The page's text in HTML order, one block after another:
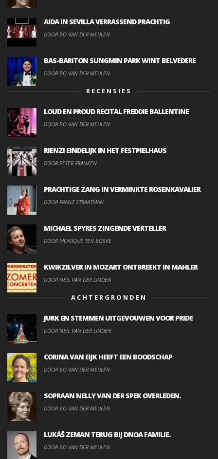
AIDA IN SEVILLA VERRASSEND PRACHTIG
DOOR BO VAN DER MEULEN
BAS-BARITON SUNGMIN PARK WINT BELVEDERE
DOOR BO VAN DER MEULEN
RECENSIES
LOUD EN PROUD RECITAL FREDDIE BALLENTINE
DOOR BO VAN DER MEULEN
RIENZI EINDELIJK IN HET FESTPIELHAUS
DOOR PETER FRANKEN
PRACHTIGE ZANG IN VERMINKTE ROSENKAVALIER
DOOR FRANZ STRAATMAN
MICHAEL SPYRES ZINGENDE VERTELLER
DOOR MONIQUE TEN BOSKE
KWIKZILVER IN MOZART ONTBREEKT IN MAHLER
DOOR NEIL VAN DER LINDEN
ACHTERGRONDEN
JURK EN STEMMEN UITGEVOUWEN VOOR PRIDE
DOOR NEIL VAN DER LINDEN
CORINA VAN EIJK HEEFT EEN BOODSCHAP
DOOR BO VAN DER MEULEN
SOPRAAN NELLY VAN DER SPEK OVERLEDEN.
DOOR BO VAN DER MEULEN
LUKÁŠ ZEMAN TERUG BIJ DNOA FAMILIE.
DOOR BO VAN DER MEULEN